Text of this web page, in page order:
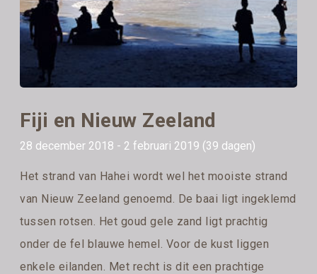
Fiji en Nieuw Zeeland
28 december 2018 - 2 februari 2019 (39 dagen)
Het strand van Hahei wordt wel het mooiste strand
van Nieuw Zeeland genoemd. De baai ligt ingeklemd
tussen rotsen. Het goud gele zand ligt prachtig
onder de fel blauwe hemel. Voor de kust liggen
enkele eilanden. Met recht is dit een prachtige